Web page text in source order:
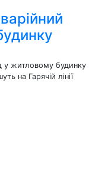
у житловому будинку
на Гарячій лінії